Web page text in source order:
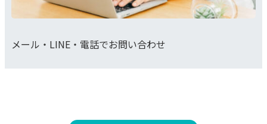
メール・LINE・電話でお問い合わせ